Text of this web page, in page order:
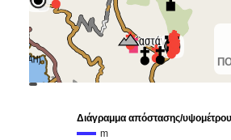
Διάγραμμα απόστασης/υψομέτρου
m